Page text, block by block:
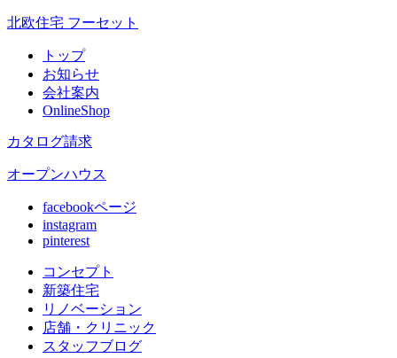
北欧住宅 フーセット
トップ
お知らせ
会社案内
OnlineShop
カタログ請求
オープンハウス
facebookページ
instagram
pinterest
コンセプト
新築住宅
リノベーション
店舗 ・クリニック
スタッフブログ